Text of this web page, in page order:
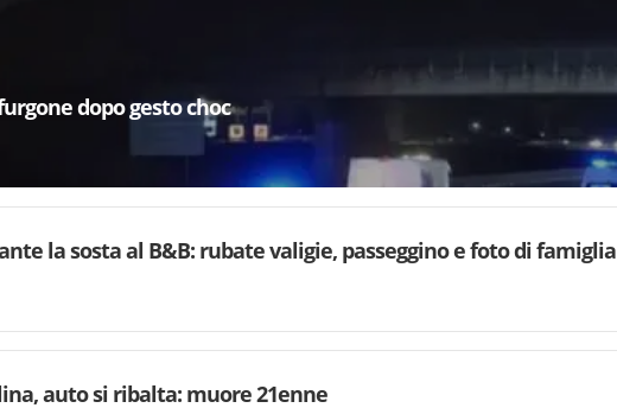
dopo gesto choc
la sosta al B&B: rubate valigie, passeggino e foto di famiglia
auto si ribalta: muore 21enne